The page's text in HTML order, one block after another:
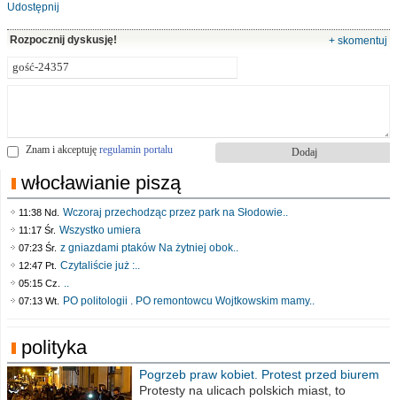
Udostępnij
Rozpocznij dyskusję! + skomentuj
Znam i akceptuję regulamin portalu
włocławianie piszą
11:38 Nd. Wczoraj przechodząc przez park na Słodowie..
11:17 Śr. Wszystko umiera
07:23 Śr. z gniazdami ptaków Na żytniej obok..
12:47 Pt. Czytaliście już :..
05:15 Cz. ..
07:13 Wt. PO politologii . PO remontowcu Wojtkowskim mamy..
polityka
Pogrzeb praw kobiet. Protest przed biurem
poselskim PiS
Protesty na ulicach polskich miast, to